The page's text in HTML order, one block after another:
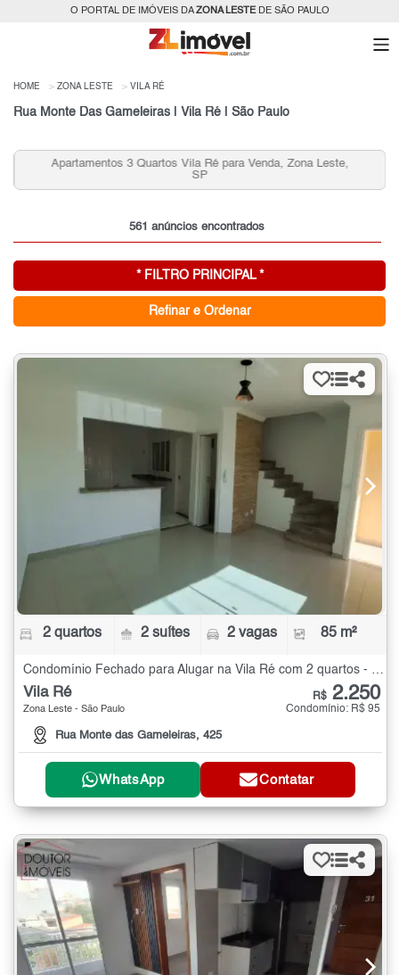
O PORTAL DE IMÓVEIS DAZONA LESTEDE SÃO PAULO
HOME ZONA LESTE VILA RÉ
Rua Monte Das Gameleiras | Vila Ré | São Paulo
Apartamentos 3 Quartos Vila Ré para Venda, Zona Leste,
SP
561 anúncios encontrados
* FILTRO PRINCIPAL *
Refinar e Ordenar
2 quartos 2 suítes 2 vagas 85 m²
Vila Ré
Zona Leste - São Paulo
Rua Monte das Gameleiras, 425
R$ 2.250
Condomínio: R$ 95
WhatsApp Contatar